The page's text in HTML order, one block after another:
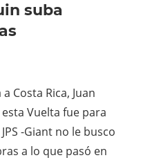
suba
Costa Rica, Juan
Vuelta fue para
-Giant no le busco
a lo que pasó en